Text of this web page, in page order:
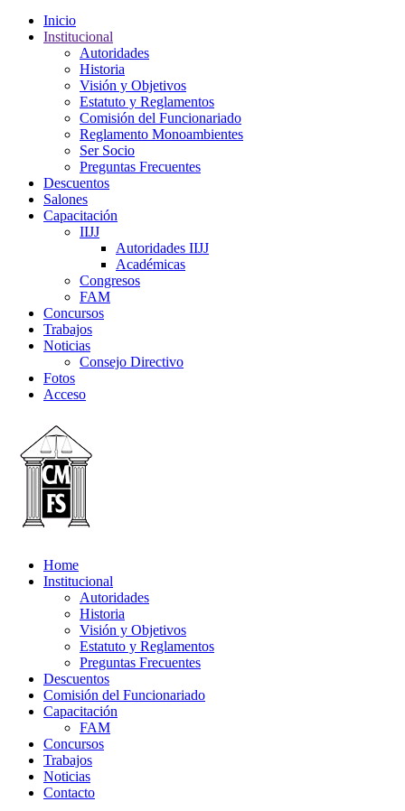
Inicio
Institucional
Autoridades
Historia
Visión y Objetivos
Estatuto y Reglamentos
Comisión del Funcionariado
Reglamento Monoambientes
Ser Socio
Preguntas Frecuentes
Descuentos
Salones
Capacitación
IIJJ
Autoridades IIJJ
Académicas
Congresos
FAM
Concursos
Trabajos
Noticias
Consejo Directivo
Fotos
Acceso
Home
Institucional
Autoridades
Historia
Visión y Objetivos
Estatuto y Reglamentos
Preguntas Frecuentes
Descuentos
Comisión del Funcionariado
Capacitación
FAM
Concursos
Trabajos
Noticias
Contacto